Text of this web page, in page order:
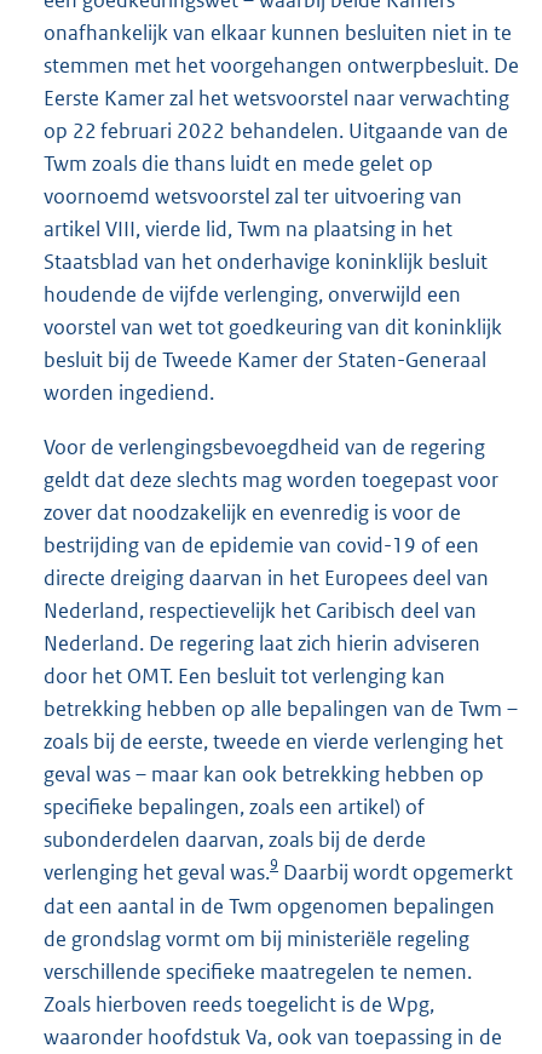
onafhankelijk van elkaar kunnen besluiten niet in te
stemmen met het voorgehangen ontwerpbesluit. De
Eerste Kamer zal het wetsvoorstel naar verwachting
op 22 februari 2022 behandelen. Uitgaande van de
Twm zoals die thans luidt en mede gelet op
voornoemd wetsvoorstel zal ter uitvoering van
artikel VIII, vierde lid, Twm na plaatsing in het
Staatsblad van het onderhavige koninklijk besluit
houdende de vijfde verlenging, onverwijld een
voorstel van wet tot goedkeuring van dit koninklijk
besluit bij de Tweede Kamer der Staten-Generaal
worden ingediend.
Voor de verlengingsbevoegdheid van de regering
geldt dat deze slechts mag worden toegepast voor
zover dat noodzakelijk en evenredig is voor de
bestrijding van de epidemie van covid-19 of een
directe dreiging daarvan in het Europees deel van
Nederland, respectievelijk het Caribisch deel van
Nederland. De regering laat zich hierin adviseren
door het OMT. Een besluit tot verlenging kan
betrekking hebben op alle bepalingen van de Twm –
zoals bij de eerste, tweede en vierde verlenging het
geval was – maar kan ook betrekking hebben op
specifieke bepalingen, zoals een artikel) of
subonderdelen daarvan, zoals bij de derde
verlenging het geval was.9 Daarbij wordt opgemerkt
dat een aantal in de Twm opgenomen bepalingen
de grondslag vormt om bij ministeriële regeling
verschillende specifieke maatregelen te nemen.
Zoals hierboven reeds toegelicht is de Wpg,
waaronder hoofdstuk Va, ook van toepassing in de